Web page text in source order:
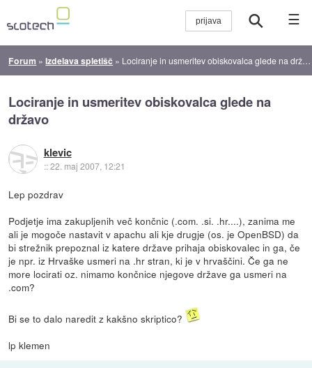
☰
Forum »Izdelava spletišč » Lociranje in usmeritev obiskovalca glede na državo
Lociranje in usmeritev obiskovalca glede na
državo
klevic
::22. maj 2007, 12:21
Lep pozdrav
Podjetje ima zakupljenih več končnic (.com. .si. .hr....), zanima me
ali je mogoče nastavit v apachu ali kje drugje (os. je OpenBSD) da
bi strežnik prepoznal iz katere države prihaja obiskovalec in ga, če
je npr. iz Hrvaške usmeri na .hr stran, ki je v hrvaščini. Če ga ne
more locirati oz. nimamo končnice njegove države ga usmeri na
.com?
Bi se to dalo naredit z kakšno skriptico?
lp klemen